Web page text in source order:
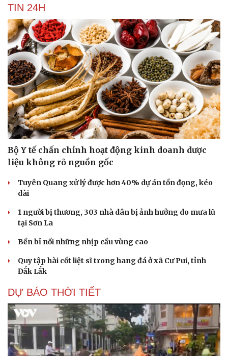
Cải chính
TIN 24H
Bộ Y tế chấn chỉnh hoạt động kinh doanh dược
liệu không rõ nguồn gốc
Tuyên Quang xử lý được hơn 40% dự án tồn đọng, kéo
dài
1 người bị thương, 303 nhà dân bị ảnh hưởng do mưa lũ
tại Sơn La
Bền bỉ nối những nhịp cầu vùng cao
Quy tập hài cốt liệt sĩ trong hang đá ở xã Cư Pui, tỉnh
Đắk Lắk
DỰ BÁO THỜI TIẾT